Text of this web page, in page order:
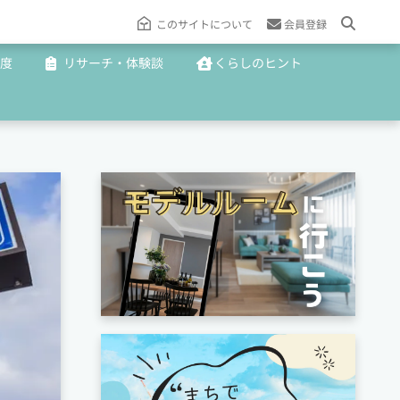
このサイトについて 会員登録
リサーチ・体験談 くらしのヒント